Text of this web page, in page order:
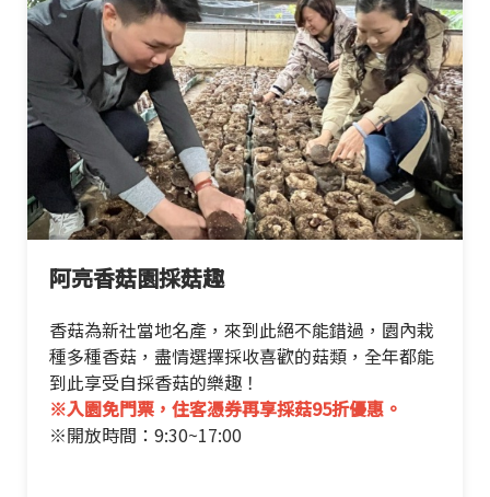
阿亮香菇園採菇趣
香菇為新社當地名產，來到此絕不能錯過，園內栽
種多種香菇，盡情選擇採收喜歡的菇類，全年都能
到此享受自採香菇的樂趣！
※入園免門票，住客憑券再享採菇95折優惠。
※開放時間：9:30~17:00